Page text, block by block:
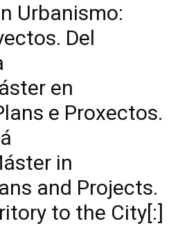
Urbanismo:
Del
en
e Proxectos.
in
and Projects.
to the City[:]